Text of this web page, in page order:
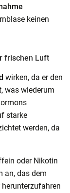
keinen
frischen Luft
wirken, da er den
was wiederum
starke
werden, da
oder Nikotin
an, das dem
herunterzufahren